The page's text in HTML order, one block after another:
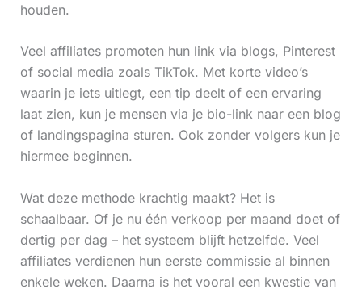
houden.
Veel affiliates promoten hun link via blogs, Pinterest
of social media zoals TikTok. Met korte video’s
waarin je iets uitlegt, een tip deelt of een ervaring
laat zien, kun je mensen via je bio-link naar een blog
of landingspagina sturen. Ook zonder volgers kun je
hiermee beginnen.
Wat deze methode krachtig maakt? Het is
schaalbaar. Of je nu één verkoop per maand doet of
dertig per dag – het systeem blijft hetzelfde. Veel
affiliates verdienen hun eerste commissie al binnen
enkele weken. Daarna is het vooral een kwestie van